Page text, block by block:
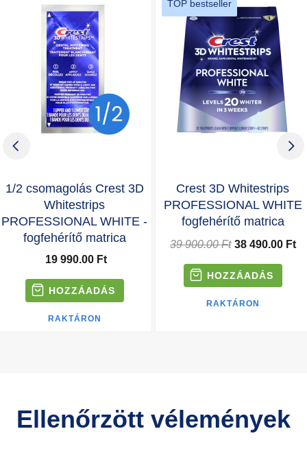
1/2 csomagolás Crest 3D
Whitestrips
PROFESSIONAL WHITE -
fogfehérítő matrica
19 990.00 Ft
RAKTÁRON
TOP bestseller
Crest 3D Whitestrips
PROFESSIONAL WHITE
fogfehérítő matrica
39 900.00 Ft 38 490.00 Ft
RAKTÁRON
Ellenőrzött vélemények